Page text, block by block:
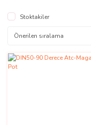
Stoktakiler